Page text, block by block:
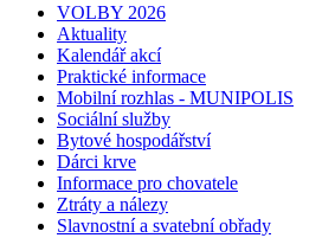
VOLBY 2026
Aktuality
Kalendář akcí
Praktické informace
Mobilní rozhlas - MUNIPOLIS
Sociální služby
Bytové hospodářství
Dárci krve
Informace pro chovatele
Ztráty a nálezy
Slavnostní a svatební obřady